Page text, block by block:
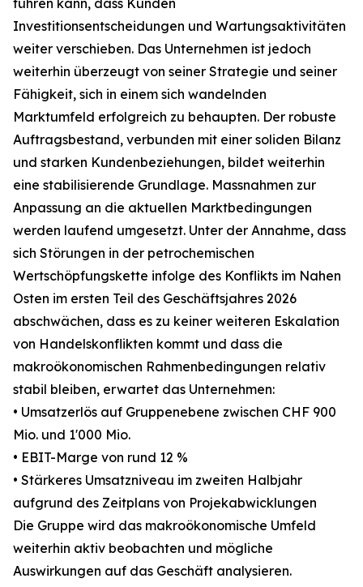
führen kann, dass Kunden
Investitionsentscheidungen und Wartungsaktivitäten
weiter verschieben. Das Unternehmen ist jedoch
weiterhin überzeugt von seiner Strategie und seiner
Fähigkeit, sich in einem sich wandelnden
Marktumfeld erfolgreich zu behaupten. Der robuste
Auftragsbestand, verbunden mit einer soliden Bilanz
und starken Kundenbeziehungen, bildet weiterhin
eine stabilisierende Grundlage. Massnahmen zur
Anpassung an die aktuellen Marktbedingungen
werden laufend umgesetzt. Unter der Annahme, dass
sich Störungen in der petrochemischen
Wertschöpfungskette infolge des Konflikts im Nahen
Osten im ersten Teil des Geschäftsjahres 2026
abschwächen, dass es zu keiner weiteren Eskalation
von Handelskonflikten kommt und dass die
makroökonomischen Rahmenbedingungen relativ
stabil bleiben, erwartet das Unternehmen:
• Umsatzerlös auf Gruppenebene zwischen CHF 900
Mio. und 1'000 Mio.
• EBIT-Marge von rund 12 %
• Stärkeres Umsatzniveau im zweiten Halbjahr
aufgrund des Zeitplans von Projekabwicklungen
Die Gruppe wird das makroökonomische Umfeld
weiterhin aktiv beobachten und mögliche
Auswirkungen auf das Geschäft analysieren.